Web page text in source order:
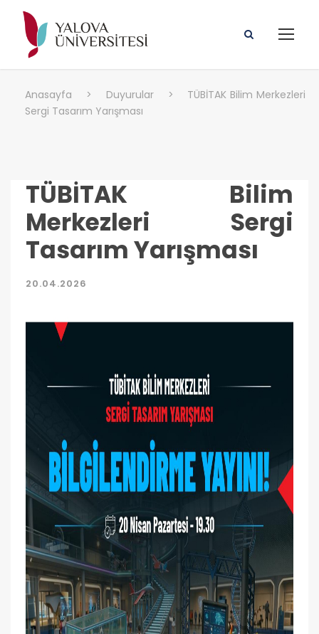
Anasayfa > Duyurular >
TÜBİTAK Bilim Merkezleri
Sergi Tasarım Yarışması
TÜBİTAK Bilim
Merkezleri Sergi
Tasarım Yarışması
20.04.2026